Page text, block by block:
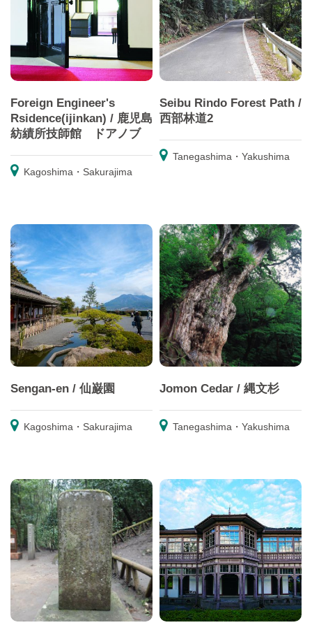
Foreign Engineer's
Rsidence(ijinkan) / 鹿児島
紡績所技師館 ドアノブ
Kagoshima・Sakurajima
Seibu Rindo Forest Path /
西部林道2
Tanegashima・Yakushima
Sengan-en / 仙巌園
Kagoshima・Sakurajima
Jomon Cedar / 縄文杉
Tanegashima・Yakushima